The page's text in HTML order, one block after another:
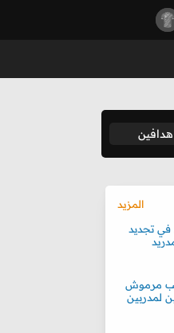
هدافين
المزيد
في تجديد
مرموش
لمدربين